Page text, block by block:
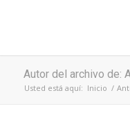
Autor del archivo de:
Usted está aquí: Inicio /